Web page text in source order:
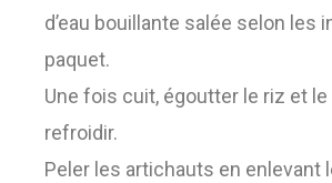
d’eau bouillante salée selon les
paquet.
Une fois cuit, égoutter le riz et
refroidir.
Peler les artichauts en enlevant